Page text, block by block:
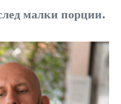
малки порции.